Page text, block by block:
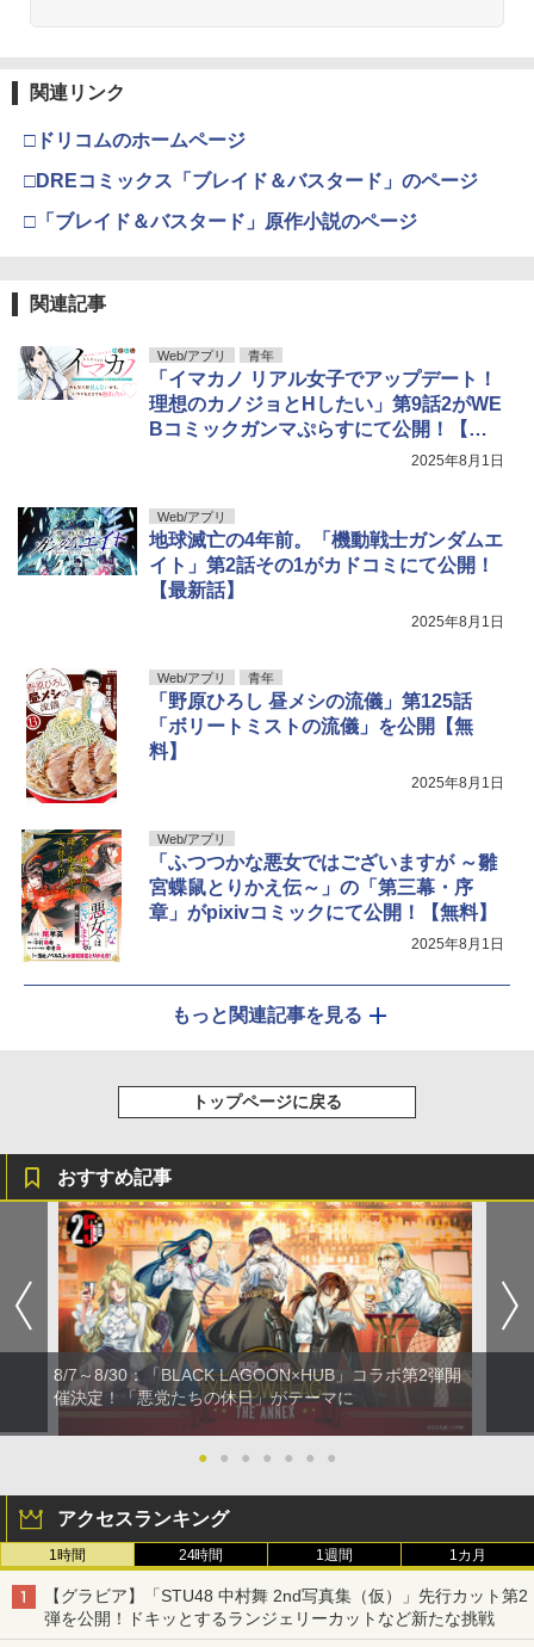
関連リンク
□ドリコムのホームページ
□DREコミックス「ブレイド＆バスタード」のページ
□「ブレイド＆バスタード」原作小説のページ
関連記事
Web/アプリ 青年
「イマカノ リアル女子でアップデート！
理想のカノジョとHしたい」第9話2がWE
Bコミックガンマぷらすにて公開！【最
2025年8月1日
Web/アプリ
地球滅亡の4年前。「機動戦士ガンダムエ
イト」第2話その1がカドコミにて公開！
【最新話】
2025年8月1日
Web/アプリ 青年
「野原ひろし 昼メシの流儀」第125話
「ボリートミストの流儀」を公開【無
料】
2025年8月1日
Web/アプリ
「ふつつかな悪女ではございますが ～雛
宮蝶鼠とりかえ伝～」の「第三幕・序
章」がpixivコミックにて公開！【無料】
2025年8月1日
もっと関連記事を見る
トップページに戻る
おすすめ記事
8/7～8/30：「BLACK LAGOON×HUB」コラボ第2弾開
催決定！「悪党たちの休日」がテーマに
● ● ● ● ● ● ●
アクセスランキング
1時間 24時間 1週間 1カ月
【グラビア】「STU48 中村舞 2nd写真集（仮）」先行カット第2
弾を公開！ドキッとするランジェリーカットなど新たな挑戦